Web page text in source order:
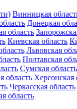
Винницкая
Донецкая
область
Киевская область
Львовская
Полтавская
Сумская область
область Херсонская
Черкасская область
область